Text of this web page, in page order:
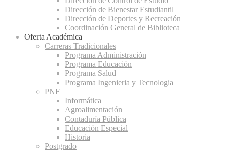
Dirección de Bienestar Estudiantil
Dirección de Deportes y Recreación
Coordinación General de Biblioteca
Oferta Académica
Carreras Tradicionales
Programa Administración
Programa Educación
Programa Salud
Programa Ingenieria y Tecnologia
PNF
Informática
Agroalimentación
Contaduría Pública
Educación Especial
Historia
Postgrado